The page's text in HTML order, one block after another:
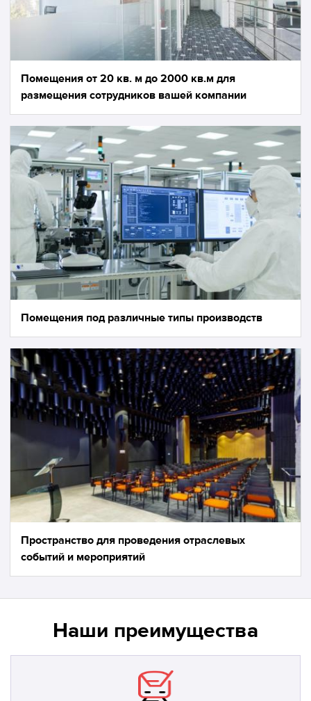
Помещения от 20 кв. м до 2000 кв.м для
размещения сотрудников вашей компании
Помещения под различные типы производств
Пространство для проведения отраслевых
событий и мероприятий
Наши преимущества